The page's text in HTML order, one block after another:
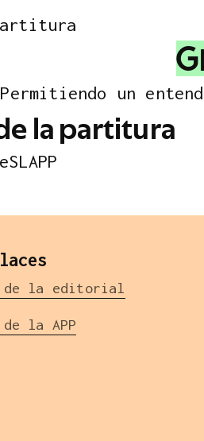
artitura
Gl
Permitiendo un entend
elapartitura
eSLAPP
de la editorial
la APP